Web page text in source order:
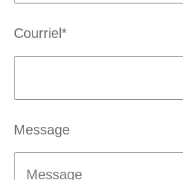
Courriel*
Message